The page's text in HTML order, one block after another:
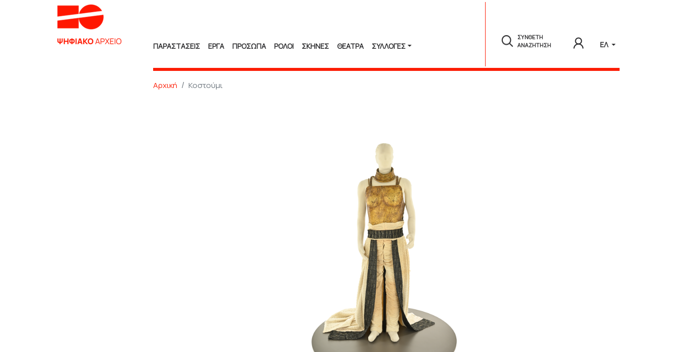
ΠΑΡΑΣΤΑΣΕΙΣ ΕΡΓΑ ΠΡΟΣΩΠΑ ΡΟΛΟΙ ΣΚΗΝΕΣ ΘΕΑΤΡΑ ΣΥΛΛΟΓΈΣ
ΣΥΝΘΕΤΗ
ΑΝΑΖΗΤΗΣΗ
ΕΛ
Αρχική Κοστούμι